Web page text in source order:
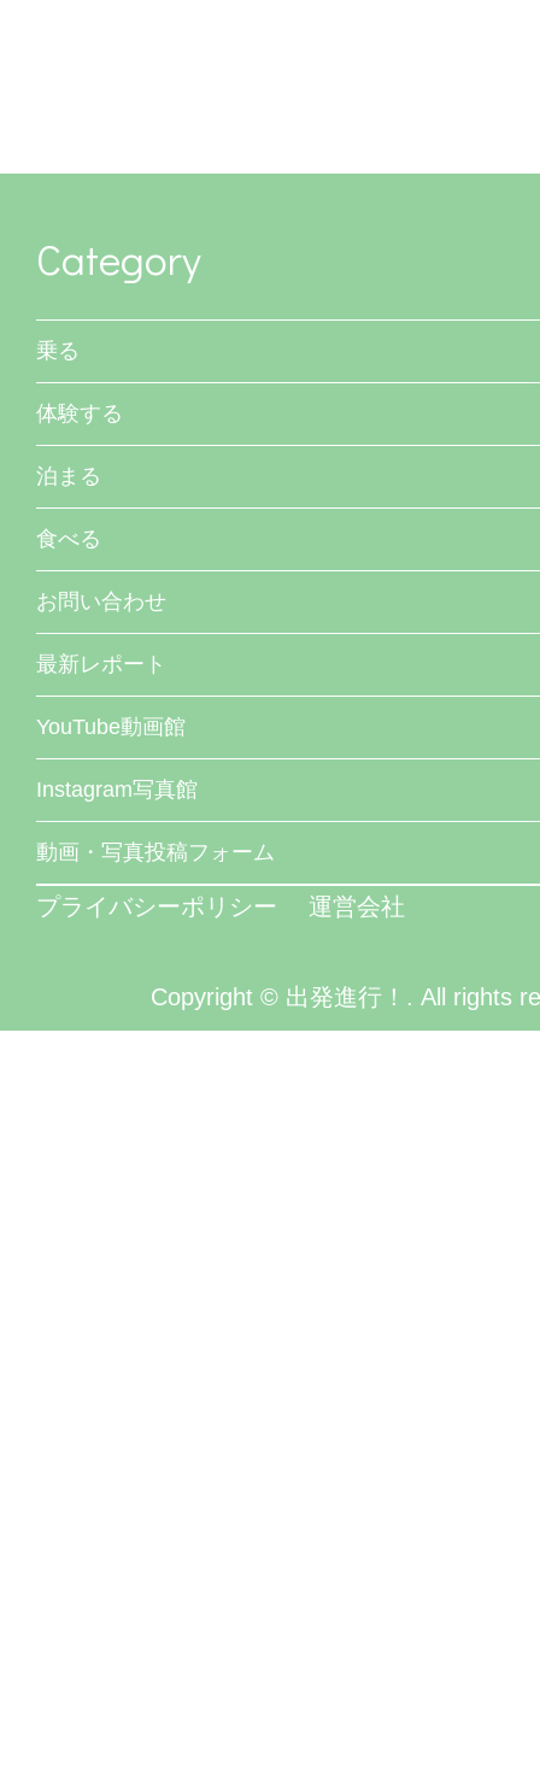
Category
乗る
体験する
泊まる
食べる
お問い合わせ
最新レポート
YouTube動画館
Instagram写真館
動画・写真投稿フォーム
プライバシーポリシー 運営会社
Copyright © 出発進行！. All rights